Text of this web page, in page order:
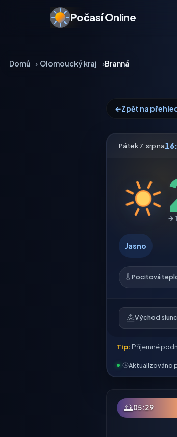
Počasí Online
Domů Olomoucký kraj Branná
←Zpět na
Pátek 7. srpna
→
Jasno
Pocitová
Východ
Tip: Příjemné
Aktualizováno
🌅05:29